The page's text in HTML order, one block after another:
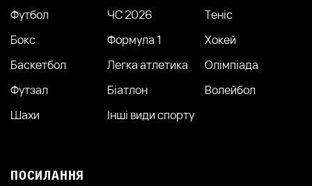
Футбол ЧС 2026
Теніс
Бокс
Формула 1
Хокей
Баскетбол
Легка атлетика
Олімпіада
Футзал
Біатлон
Волейбол
Шахи
Інші види спорту
ПОСИЛАННЯ